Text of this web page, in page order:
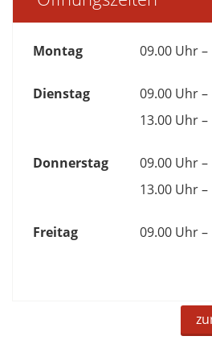
Montag 09.00 Uhr
Dienstag
09.00 Uhr
13.00 Uhr
Donnerstag
09.00 Uhr
13.00 Uhr
Freitag 09.00 Uhr